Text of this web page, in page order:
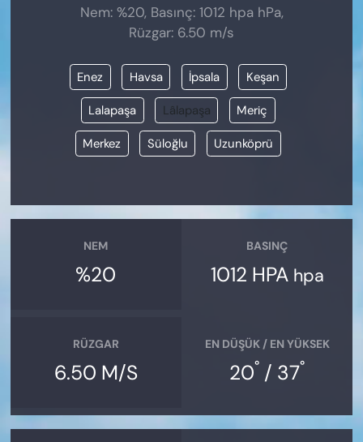
Nem: %20, Basınç: 1012 hpa hPa,
Rüzgar: 6.50 m/s
Enez Havsa İpsala Keşan
Lalapaşa Lâlapaşa Meriç
Merkez Süloğlu Uzunköprü
NEM
%20
BASINÇ
1012 HPA hpa
RÜZGAR
6.50 M/S
EN DÜŞÜK / EN YÜKSEK
20° / 37°
YAZAR KÖŞESİ
SİYASET
VAN VE DİYARBAKIR HABERLERİ